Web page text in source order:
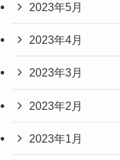
2023年5月
2023年4月
2023年3月
2023年2月
2023年1月